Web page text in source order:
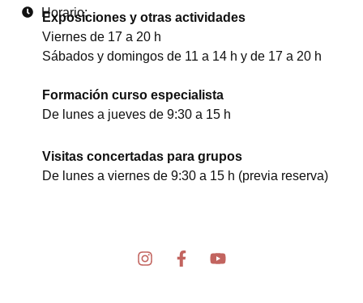
Horario:
Exposiciones y otras actividades
Viernes de 17 a 20 h
Sábados y domingos de 11 a 14 h y de 17 a 20 h
Formación curso especialista
De lunes a jueves de 9:30 a 15 h
Visitas concertadas para grupos
De lunes a viernes de 9:30 a 15 h (previa reserva)
I
F
Y